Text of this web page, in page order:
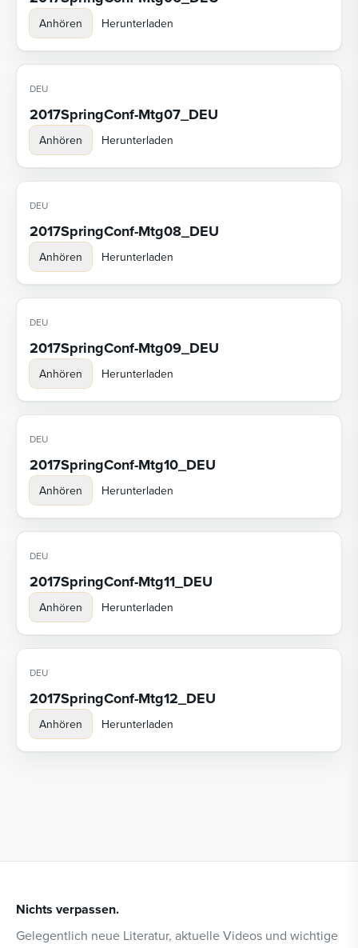
Anhören Herunterladen
DEU
2017SpringConf-Mtg07_DEU
Anhören Herunterladen
DEU
2017SpringConf-Mtg08_DEU
Anhören Herunterladen
DEU
2017SpringConf-Mtg09_DEU
Anhören Herunterladen
DEU
2017SpringConf-Mtg10_DEU
Anhören Herunterladen
DEU
2017SpringConf-Mtg11_DEU
Anhören Herunterladen
DEU
2017SpringConf-Mtg12_DEU
Anhören Herunterladen
Nichts verpassen.
Gelegentlich neue Literatur, aktuelle Videos und wichtige